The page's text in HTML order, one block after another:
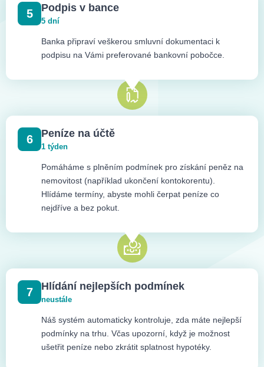
5 Podpis v bance
5 dní
Banka připraví veškerou smluvní dokumentaci k
podpisu na Vámi preferované bankovní pobočce.
6 Peníze na účtě
1 týden
Pomáháme s plněním podmínek pro získání peněz na
nemovitost (například ukončení kontokorentu).
Hlídáme termíny, abyste mohli čerpat peníze co
nejdříve a bez pokut.
7 Hlídání nejlepších podmínek
neustále
Náš systém automaticky kontroluje, zda máte nejlepší
podmínky na trhu. Včas upozorní, když je možnost
ušetřit peníze nebo zkrátit splatnost hypotéky.